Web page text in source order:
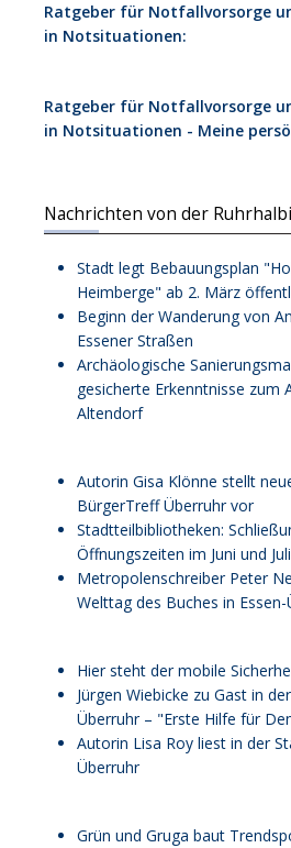
Ratgeber für Notfallvorsorge
in Notsituationen:
Ratgeber für Notfallvorsorge
in Notsituationen - Meine
Nachrichten von der
Stadt legt Bebauungsplan
Heimberge" ab 2. März
Beginn der Wanderung von
Essener Straßen
Archäologische
gesicherte Erkenntnisse zum
Altendorf
Autorin Gisa Klönne stellt
BürgerTreff Überruhr vor
Stadtteilbibliotheken:
Öffnungszeiten im Juni und Juli
Metropolenschreiber Peter
Welttag des Buches in
Hier steht der mobile
Jürgen Wiebicke zu Gast in
Überruhr – "Erste Hilfe für
Autorin Lisa Roy liest in der
Überruhr
Grün und Gruga baut